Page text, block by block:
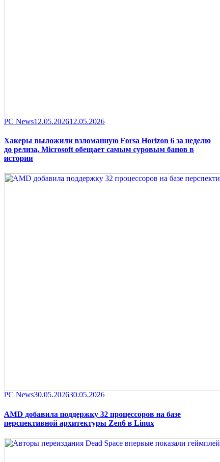
Category
PC NewsPosted
12.05.202612.05.2026
Хакеры выложили взломанную Forsa Horizon 6 за неделю
до релиза, Microsoft обещает самым суровым банов в
истории
Category
PC NewsPosted
30.05.202630.05.2026
AMD добавила поддержку 32 процессоров на базе
перспективной архитектуры Zen6 в Linux